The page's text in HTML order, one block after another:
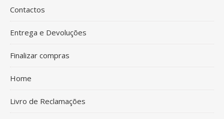
Contactos
Entrega e Devoluções
Finalizar compras
Home
Livro de Reclamações